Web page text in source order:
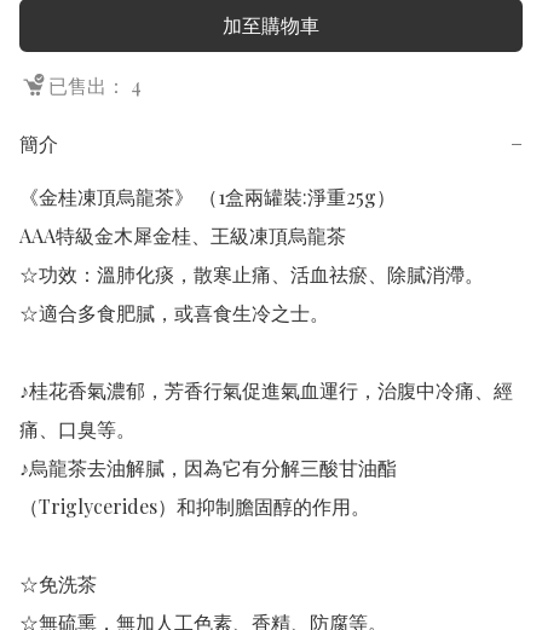
加至購物車
已售出： 4
簡介 −
《金桂凍頂烏龍茶》 （1盒兩罐裝:淨重25g）
AAA特級金木犀金桂、王級凍頂烏龍茶
☆功效：溫肺化痰，散寒止痛、活血祛瘀、除膩消滯。
☆適合多食肥膩，或喜食生冷之士。
♪桂花香氣濃郁，芳香行氣促進氣血運行，治腹中冷痛、經
痛、口臭等。
♪烏龍茶去油解膩，因為它有分解三酸甘油酯
（Triglycerides）和抑制膽固醇的作用。
☆免洗茶
☆無硫熏，無加人工色素、香精、防腐等。